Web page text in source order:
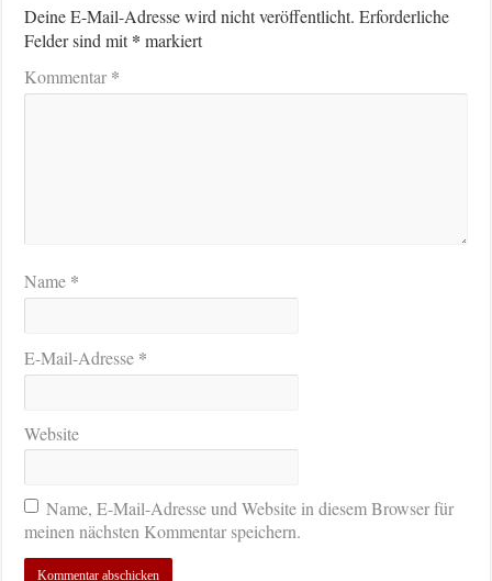
Deine E-Mail-Adresse wird nicht veröffentlicht. Erforderliche
Felder sind mit* markiert
Kommentar*
Name *
E-Mail-Adresse *
Website
Name, E-Mail-Adresse und Website in diesem Browser für
meinen nächsten Kommentar speichern.